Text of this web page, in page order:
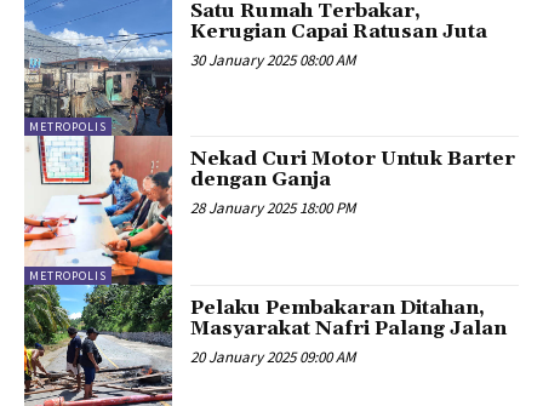
METROPOLIS
Satu Rumah Terbakar,
Kerugian Capai Ratusan Juta
30 January 2025 08:00 AM
METROPOLIS
Nekad Curi Motor Untuk Barter
dengan Ganja
28 January 2025 18:00 PM
Pelaku Pembakaran Ditahan,
Masyarakat Nafri Palang Jalan
20 January 2025 09:00 AM